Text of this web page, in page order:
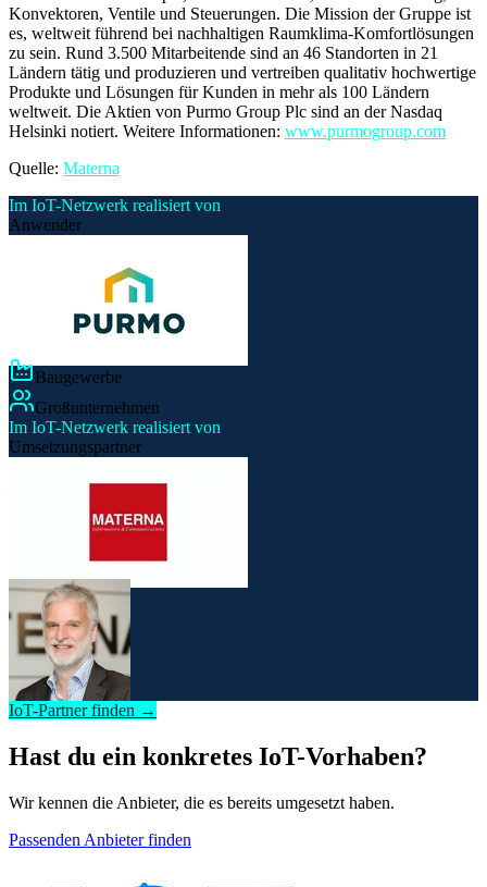
Konvektoren, Ventile und Steuerungen. Die Mission der Gruppe ist
es, weltweit führend bei nachhaltigen Raumklima-Komfortlösungen
zu sein. Rund 3.500 Mitarbeitende sind an 46 Standorten in 21
Ländern tätig und produzieren und vertreiben qualitativ hochwertige
Produkte und Lösungen für Kunden in mehr als 100 Ländern
weltweit. Die Aktien von Purmo Group Plc sind an der Nasdaq
Helsinki notiert. Weitere Informationen: www.purmogroup.com
Quelle: Materna
Im IoT-Netzwerk realisiert von
Anwender
Baugewerbe
Großunternehmen
Im IoT-Netzwerk realisiert von
Umsetzungspartner
IoT-Partner finden →
Hast du ein konkretes IoT-Vorhaben?
Wir kennen die Anbieter, die es bereits umgesetzt haben.
Passenden Anbieter finden